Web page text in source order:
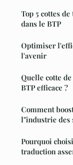
Top 5 cottes
dans le BTP
Optimiser
l'avenir
Quelle cotte
BTP efficace ?
Comment
l"industrie des
Pourquoi
traduction